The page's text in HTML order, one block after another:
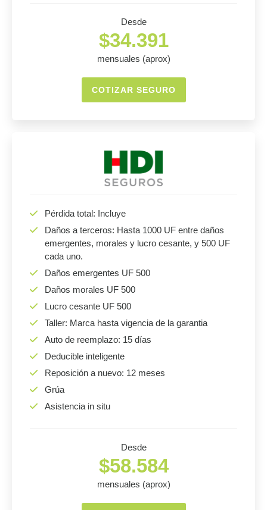
Desde
$34.391
mensuales (aprox)
COTIZAR SEGURO
Pérdida total: Incluye
Daños a terceros: Hasta 1000 UF entre daños
emergentes, morales y lucro cesante, y 500 UF
cada uno.
Daños emergentes UF 500
Daños morales UF 500
Lucro cesante UF 500
Taller: Marca hasta vigencia de la garantia
Auto de reemplazo: 15 días
Deducible inteligente
Reposición a nuevo: 12 meses
Grúa
Asistencia in situ
Desde
$58.584
mensuales (aprox)